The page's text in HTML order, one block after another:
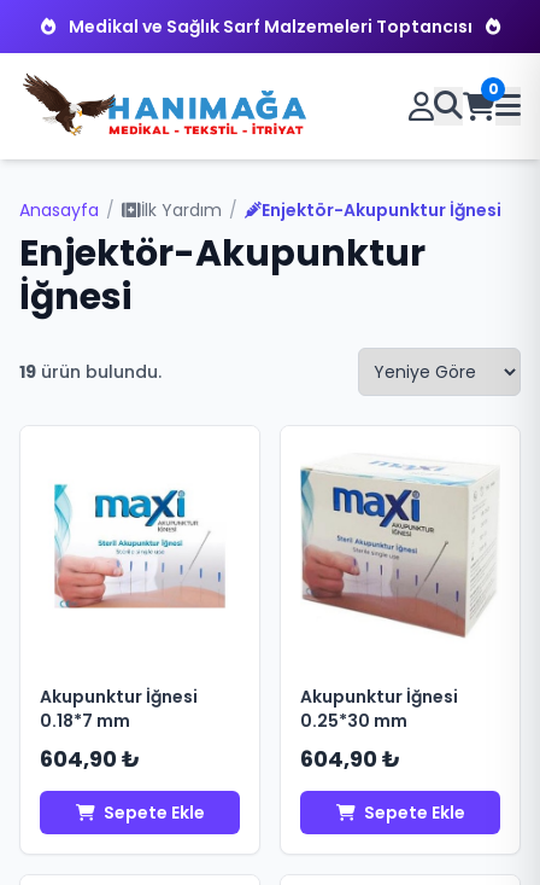
Medikal ve Sağlık Sarf Malzemeleri Toptancısı
0
Anasayfa / İlk Yardım / Enjektör-Akupunktur İğnesi
Enjektör-Akupunktur
İğnesi
19 ürün bulundu.
Akupunktur İğnesi
0.18*7 mm
604,90 ₺
Sepete Ekle
Akupunktur İğnesi
0.25*30 mm
604,90 ₺
Sepete Ekle